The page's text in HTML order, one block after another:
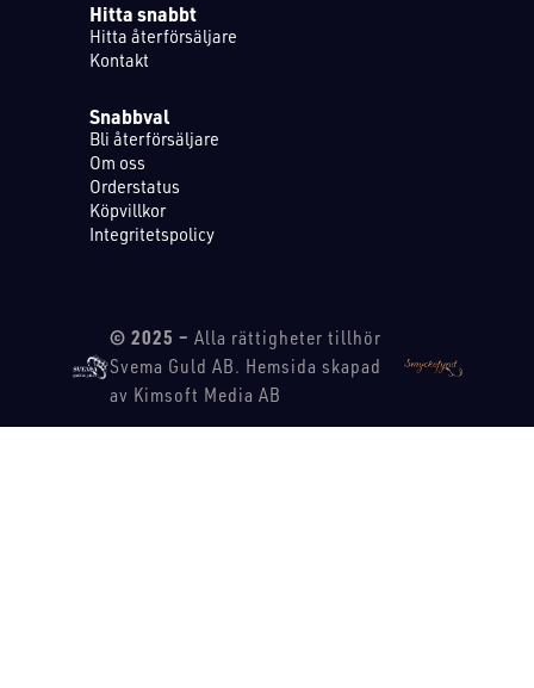
Hitta snabbt
Hitta återförsäljare
Kontakt
Snabbval
Bli återförsäljare
Om oss
Orderstatus
Köpvillkor
Integritetspolicy
© 2025 – Alla rättigheter tillhör
Svema Guld AB. Hemsida skapad
av Kimsoft Media AB